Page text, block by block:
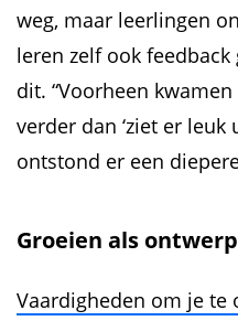
weg, maar leerlingen
leren zelf ook feedback
dit. “Voorheen
verder dan ‘ziet er leuk
ontstond er een
Groeien als
Vaardigheden om je